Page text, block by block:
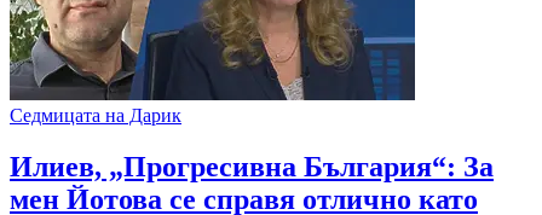
Седмицата на Дарик
Илиев, „Прогресивна България“: За
мен Йотова се справя отлично като